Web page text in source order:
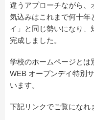
違うアプローチながら、
気込みはこれまで何十年
イ」と同じ勢いになり
完成しました。
学校のホームページとは
WEB オープンデイ特別
います。
下記リンクでご覧になれ